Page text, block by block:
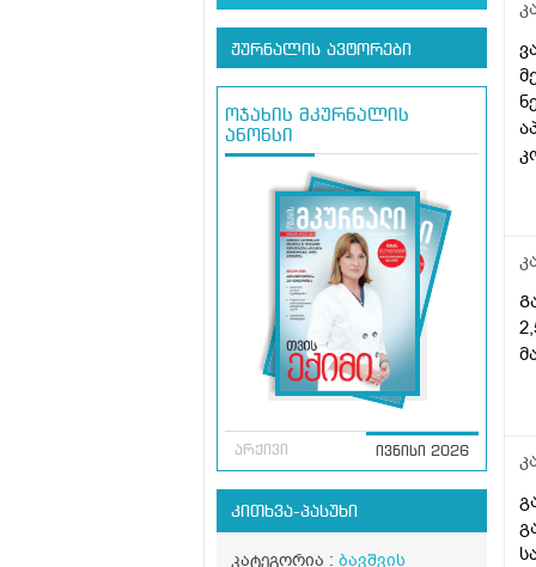
ჟურნალის ავტორები
ოჯახის მკურნალის
ანონსი
არქივი ივნისი 2026
კითხვა-პასუხი
კატეგორია : ბავშვის